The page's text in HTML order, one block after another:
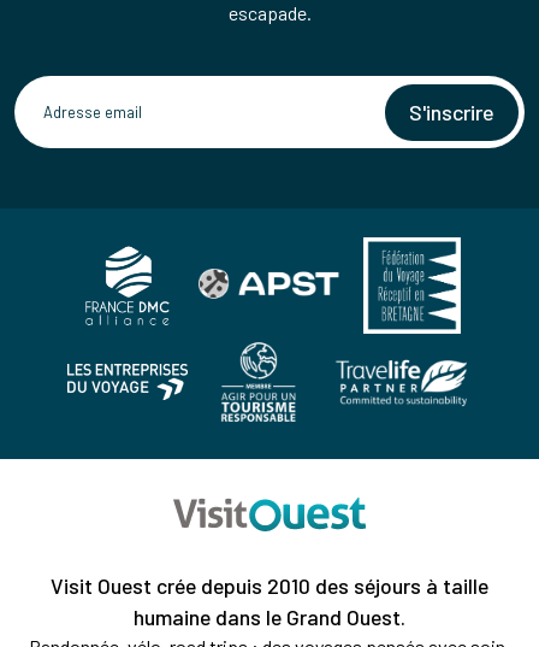
escapade.
S'inscrire
Visit Ouest crée depuis 2010 des séjours à taille
humaine dans le Grand Ouest.